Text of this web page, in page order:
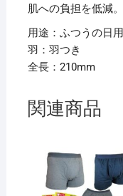
【×10
セ
ッ
ト】
肌への負担を低減。
用途：ふつうの日用
羽：羽つき
全長：210mm
関連商品